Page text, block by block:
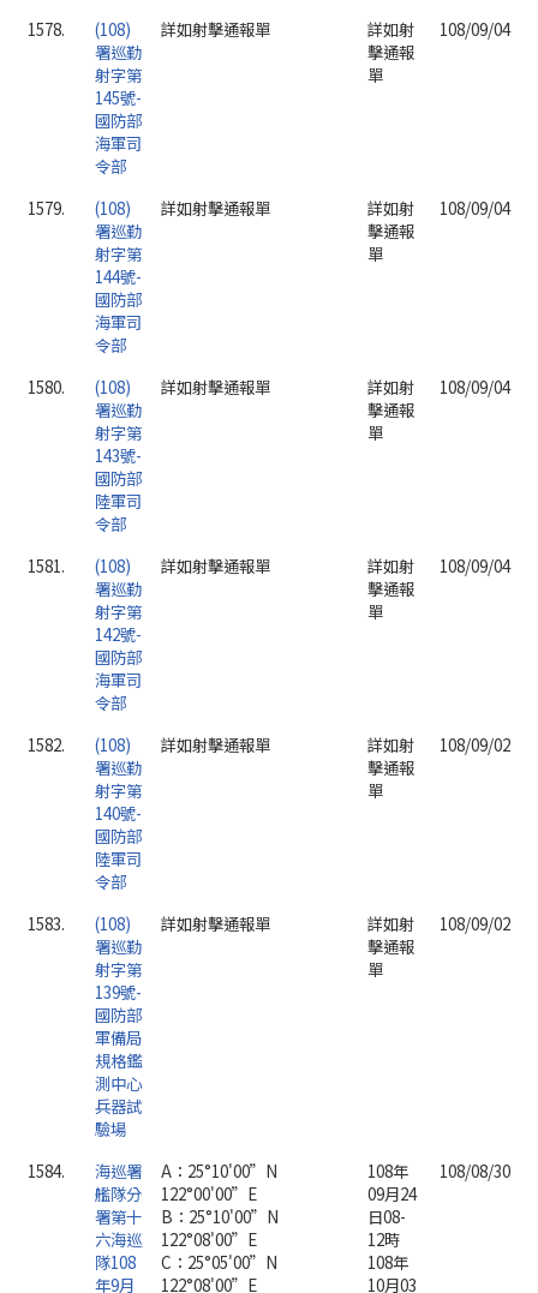
1578.
(108)
署巡勤
射字第
145號-
國防部
海軍司
令部
詳如射擊通報單
詳如射
擊通報
單
108/09/04
1579.
(108)
署巡勤
射字第
144號-
國防部
海軍司
令部
詳如射擊通報單
詳如射
擊通報
單
108/09/04
1580.
(108)
署巡勤
射字第
143號-
國防部
陸軍司
令部
詳如射擊通報單
詳如射
擊通報
單
108/09/04
1581.
(108)
署巡勤
射字第
142號-
國防部
海軍司
令部
詳如射擊通報單
詳如射
擊通報
單
108/09/04
1582.
(108)
署巡勤
射字第
140號-
國防部
陸軍司
令部
詳如射擊通報單
詳如射
擊通報
單
108/09/02
1583.
(108)
署巡勤
射字第
139號-
國防部
軍備局
規格鑑
測中心
兵器試
驗場
詳如射擊通報單
詳如射
擊通報
單
108/09/02
1584.
海巡署
艦隊分
署第十
六海巡
隊108
年9月
A：25°10'00”N
122°00'00”E
B：25°10'00”N
122°08'00”E
C：25°05'00”N
122°08'00”E
108年
09月24
日08-
12時
108年
10月03
108/08/30